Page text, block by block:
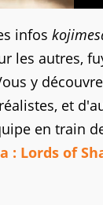
infos
les autres,
y
et
en train
: Lords of